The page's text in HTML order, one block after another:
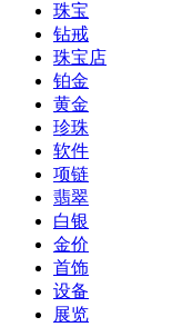
珠宝
钻戒
珠宝店
铂金
黄金
珍珠
软件
项链
翡翠
白银
金价
首饰
设备
展览